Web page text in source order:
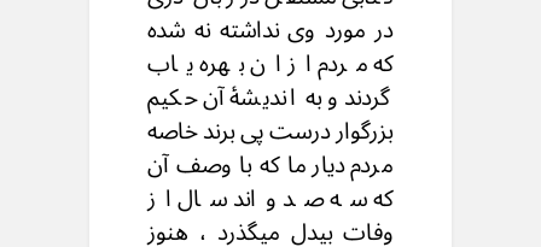
در مورد وی نداشته نه شده
که مردم از ان بهره یاب
گردند و به اندیشۀ آن حکیم
بزرگوار درست پی برند خاصه
مردم دیار ما که با وصف آن
که سه صد واند سال از
وفات بیدل میگذرد ، هنوز